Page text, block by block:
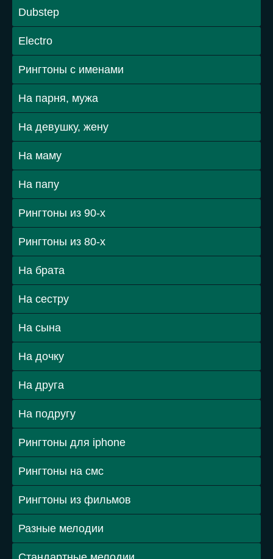
Dubstep
Electro
Рингтоны с именами
На парня, мужа
На девушку, жену
На маму
На папу
Рингтоны из 90-х
Рингтоны из 80-х
На брата
На сестру
На сына
На дочку
На друга
На подругу
Рингтоны для iphone
Рингтоны на смс
Рингтоны из фильмов
Разные мелодии